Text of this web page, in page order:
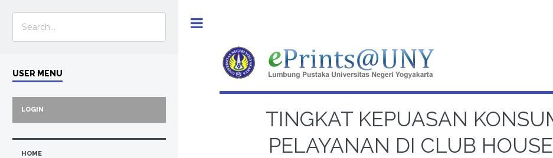
TINGKAT KEPUASAN
PELAYANAN DI CLUB
USER MENU
LOGIN
HOME